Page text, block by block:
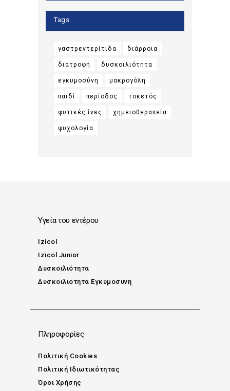
Tags
γαστρεντερίτιδα διάρροια
διατροφή δυσκοιλιότητα
εγκυμοσύνη μακρογόλη
παιδί περίοδος τοκετός
φυτικές ίνες χημειοθεραπεία
ψυχολογία
Υγεία του εντέρου
Izicol
Izicol Junior
Δυσκοιλιότητα
Δυσκοιλιοτητα Εγκυμοσυνη
Πληροφορίες
Πολιτική Cookies
Πολιτική Ιδιωτικότητας
Όροι Χρήσης